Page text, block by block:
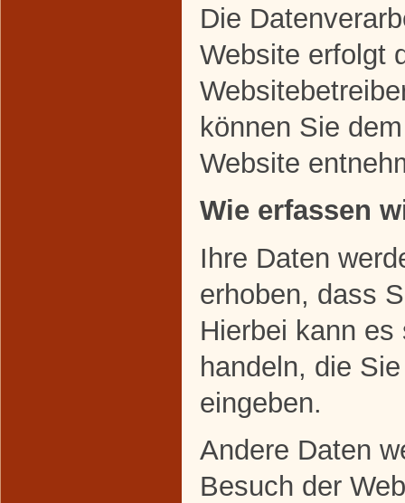
Die
Website erfolgt
können Sie
Website
Wie erfassen
Ihre Daten
erhoben, dass
Hierbei kann
handeln, die
eingeben.
Andere Daten
Besuch der